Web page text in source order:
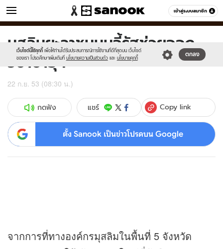
เข้าสู่ระบบสมาชิก
ข่าว หมวดอื่นๆ
เว็บไซต์นี้ใช้คุกกี้ เพื่อให้ท่านได้รับประสบการณ์การใช้งานที่ดีที่สุดบน เว็บไซต์
ของเรา โปรดศึกษาเพิ่มเติมที่ นโยบายความเป็นส่วนตัว และ นโยบายคุกกี้
ตกลง
Sanook
//s.isanook.com/sr/0/images/logo-
new-
sanook.png
600
60
มุสลิมยะลาชุมนุมจี้รัฐช่วยออก
วีซ่าซาอุฯ
22 ก.ย. 53 (08:30 น.)
กดฟัง แชร์ Copy link
ตั้ง Sanook เป็นข่าวโปรดบน Google
จากการที่ทางองค์กรมุสลิมในพื้นที่ 5 จังหวัด